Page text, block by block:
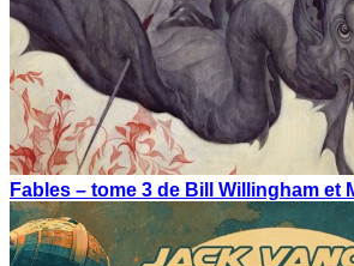
Fables – tome 3 de Bill Willingham et